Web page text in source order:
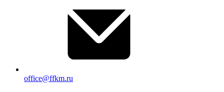
office@ffkm.ru